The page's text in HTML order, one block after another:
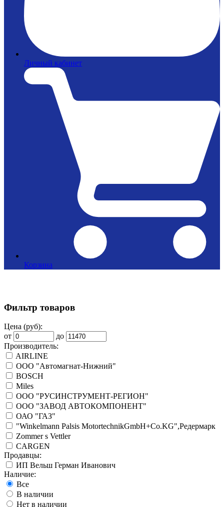
Личный кабинет
Корзина
Фильтр товаров
Цена (руб):
от
до
Производитель:
AIRLINE
ООО "Автомагнат-Нижний"
BOSCH
Miles
ООО "РУСИНСТРУМЕНТ-РЕГИОН"
ООО "ЗАВОД АВТОКОМПОНЕНТ"
ОАО "ГАЗ"
"Winkelmann Palsis MotortechnikGmbH+Co.KG",Редермарк
Zommer s Vettler
CARGEN
Продавцы:
ИП Вельш Герман Иванович
Наличие:
Все
В наличии
Нет в наличии